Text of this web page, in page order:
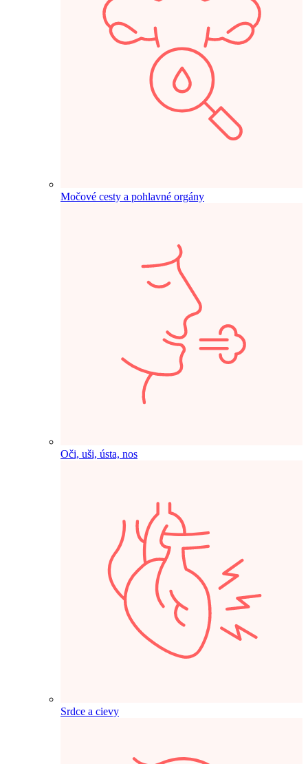
Močové cesty a pohlavné orgány
Oči, uši, ústa, nos
Srdce a cievy